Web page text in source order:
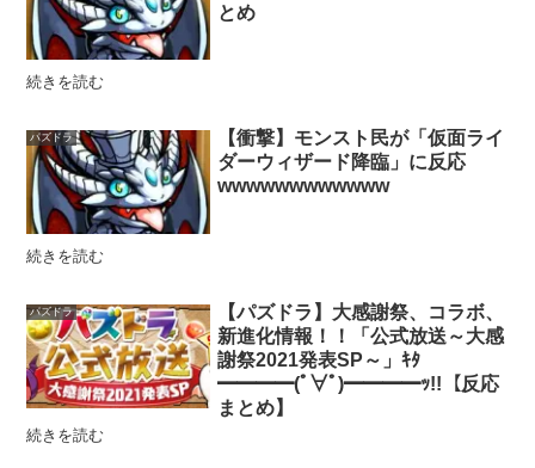
とめ
続きを読む
パズドラ
【衝撃】モンスト民が「仮面ライ
ダーウィザード降臨」に反応
wwwwwwwwwwww
続きを読む
パズドラ
【パズドラ】大感謝祭、コラボ、
新進化情報！！「公式放送～大感
謝祭2021発表SP～」ｷﾀ
━━━━(ﾟ∀ﾟ)━━━━ｯ!!【反応
まとめ】
続きを読む